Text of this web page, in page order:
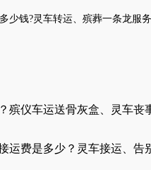
多少钱?灵车转运 殡葬一条龙服务
殡仪车运送骨灰盒、灵车丧
运费是多少？灵车接运、告